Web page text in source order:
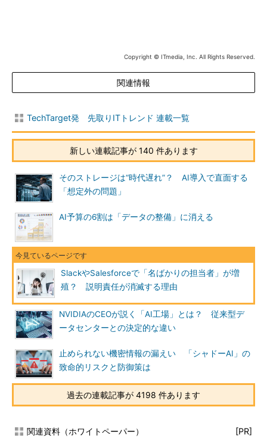
Copyright © ITmedia, Inc. All Rights Reserved.
関連情報
TechTarget発 先取りITトレンド 連載一覧
新しい連載記事が 140 件あります
そのストレージは“時代遅れ”？ AI導入で直面する
「想定外の問題」
AI予算の6割は「データの整備」に消える
SlackやSalesforceで「名ばかりの担当者」が増
殖？ 説明責任が消滅する理由
NVIDIAのCEOが説く「AI工場」とは？ 従来型デ
ータセンターとの決定的な違い
止められない機密情報の漏えい 「シャドーAI」の
致命的リスクと防御策は
過去の連載記事が 4198 件あります
関連資料（ホワイトペーパー） [PR]